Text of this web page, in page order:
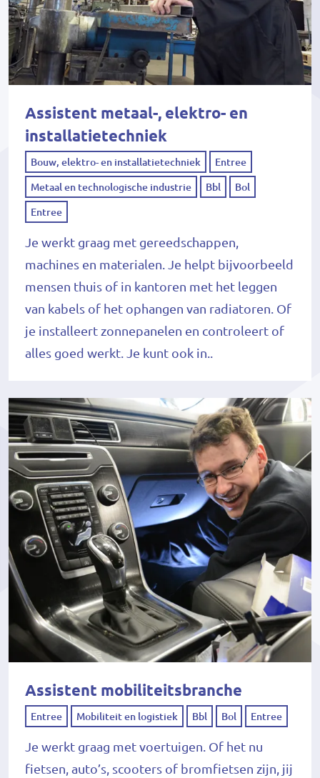
Assistent metaal-, elektro- en
installatietechniek
Bouw, elektro- en installatietechniek Entree
Metaal en technologische industrie Bbl Bol
Entree
Je werkt graag met gereedschappen,
machines en materialen. Je helpt bijvoorbeeld
mensen thuis of in kantoren met het leggen
van kabels of het ophangen van radiatoren. Of
je installeert zonnepanelen en controleert of
alles goed werkt. Je kunt ook in..
Assistent mobiliteitsbranche
Entree Mobiliteit en logistiek Bbl Bol Entree
Je werkt graag met voertuigen. Of het nu
fietsen, auto’s, scooters of bromfietsen zijn, jij